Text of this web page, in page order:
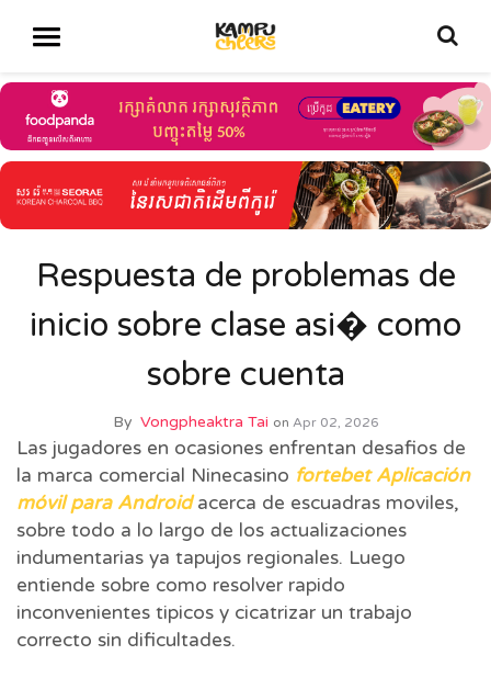
Respuesta de problemas de
inicio sobre clase asi� como
sobre cuenta
By Vongpheaktra Tai on Apr 02, 2026
Las jugadores en ocasiones enfrentan desafios de
la marca comercial Ninecasino fortebet Aplicación
móvil para Androidacerca de escuadras moviles,
sobre todo a lo largo de los actualizaciones
indumentarias ya tapujos regionales. Luego
entiende sobre como resolver rapido
inconvenientes tipicos y cicatrizar un trabajo
correcto sin dificultades.